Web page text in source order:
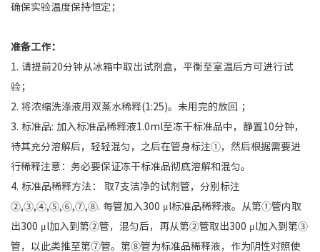
确保实验温度保持恒定；
准备工作：
1. 请提前20分钟从冰箱中取出试剂盒，平衡至室温后方可进行试
验；
2. 将浓缩洗涤液用双蒸水稀释(1:25)。未用完的放回 ；
3. 标准品: 加入标准品稀释液1.0ml至冻干标准品中，静置10分钟，
待其充分溶解后，轻轻混匀，之后在管身标注①，然后根据需要进
行稀释注意：务必要保证冻干标准品彻底溶解和混匀。
4. 标准品稀释方法： 取7支洁净的试剂管，分别标注
②,③,④,⑤,⑥,⑦,⑧. 每管加入300 μl标准品稀释液。从第①管内取
出300 μl加入到第②管，混匀后，再从第②管取出300 μl加入到第③
管，以此类推至第⑦管。第⑧管为标准品稀释液，作为阴性对照使